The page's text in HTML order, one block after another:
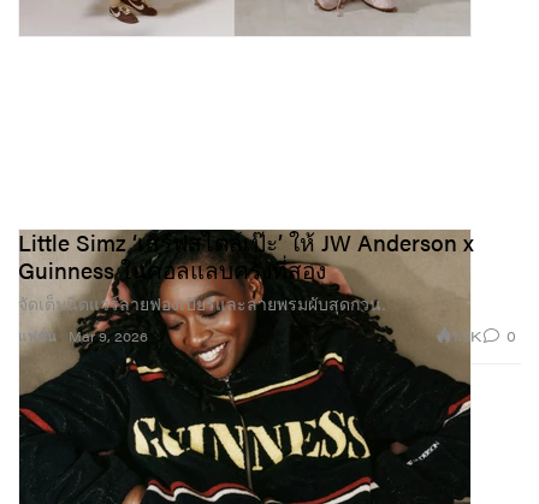
แฟชั่น
Little Simz ‘เสิร์ฟสไตล์เป๊ะ’ ให้ JW Anderson x
Guinness ในคอลแลบครั้งที่สอง
จัดเต็มนิตแวร์ลายฟองเบียร์และลายพรมผับสุดกวน.
Mar 9, 2026 1.9K 0